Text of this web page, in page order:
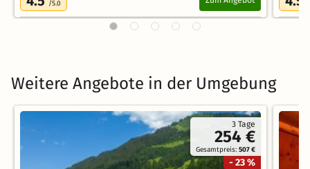
/5.0
Weitere Angebote in der Umgebung
3 Tage
254 €
Gesamtpreis:507 €
- 23 %